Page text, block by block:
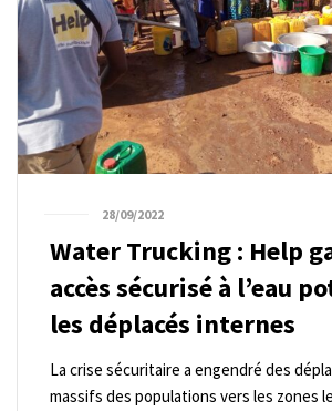
28/09/2022
Water Trucking : Help
accès sécurisé à l’eau
les déplacés internes
La crise sécuritaire a engendré des
massifs des populations vers les zones